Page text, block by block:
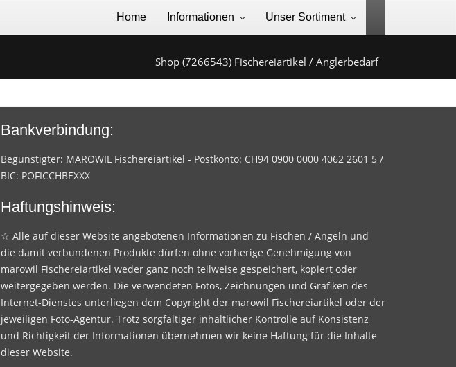
Home Informationen Unser Sortiment
Shop (7266543) Fischereiartikel / Anglerbedarf
Bankverbindung:
Begünstigter: MAROWIL Fischereiartikel - Postkonto: CH94 0900 0000 4062 2601 5 /
BIC: POFICCHBEXXX
Haftungshinweis:
☆ Alle auf dieser Website angebotenen Informationen zu Fischen / Angeln und
die damit verbundenen Produkte dürfen ohne vorherige Genehmigung von
marowil Fischereiartikel weder ganz noch teilweise gespeichert, kopiert oder
weitergegeben werden. Die verwendeten Fotos, Zeichnungen und Grafiken des
Internet-Dienstes unterliegen dem Copyright der marowil Fischereiartikel oder der
jeweiligen Foto-Agentur. Trotz sorgfältiger inhaltlicher Kontrolle auf Konsistenz
und Richtigkeit der Informationen übernehmen wir keine Haftung für die Inhalte
dieser Website.